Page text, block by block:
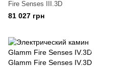
Fire Senses III.3D
81 027 грн